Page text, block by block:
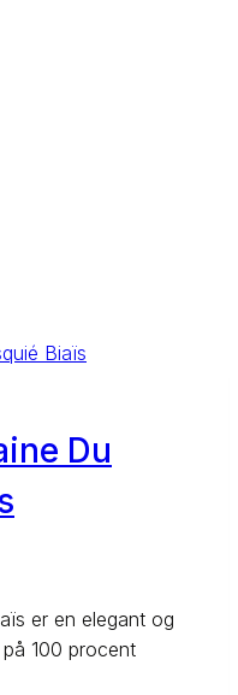
Du
er en elegant og
100 procent